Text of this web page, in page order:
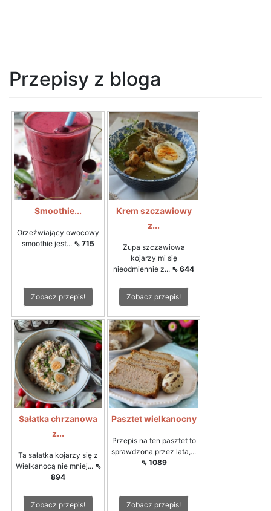
Przepisy z bloga
Smoothie...
Orzeźwiający owocowy
smoothie jest... ⇖ 715
Zobacz przepis!
Krem szczawiowy
z...
Zupa szczawiowa
kojarzy mi się
nieodmiennie z... ⇖ 644
Zobacz przepis!
Sałatka chrzanowa
z...
Ta sałatka kojarzy się z
Wielkanocą nie mniej... ⇖
894
Zobacz przepis!
Pasztet wielkanocny
Przepis na ten pasztet to
sprawdzona przez lata,...
⇖ 1089
Zobacz przepis!